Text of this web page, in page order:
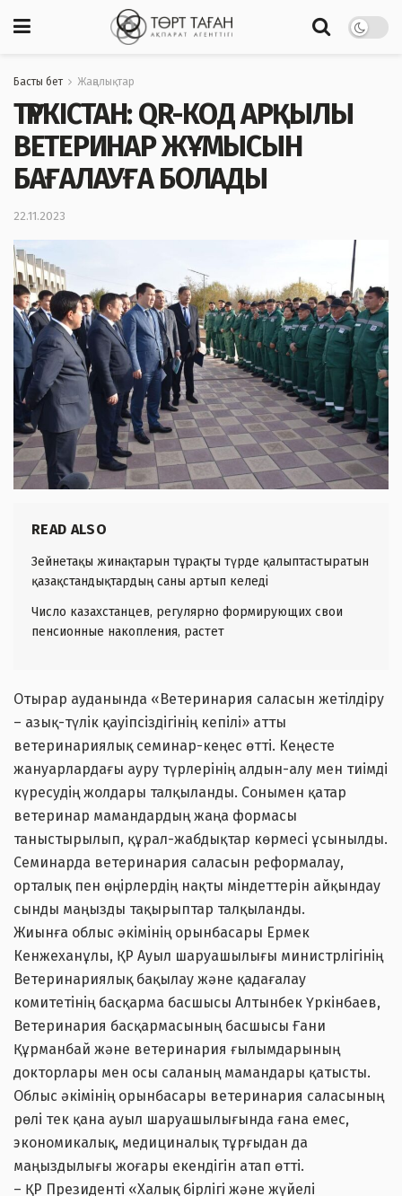
Басты бет Жаңалықтар
ТҮРКІСТАН: QR-КОД АРҚЫЛЫ
ВЕТЕРИНАР ЖҰМЫСЫН
БАҒАЛАУҒА БОЛАДЫ
22.11.2023
READ ALSO
Зейнетақы жинақтарын тұрақты түрде қалыптастыратын
қазақстандықтардың саны артып келеді
Число казахстанцев, регулярно формирующих свои
пенсионные накопления, растет
Отырар ауданында «Ветеринария саласын жетілдіру
– азық-түлік қауіпсіздігінің кепілі» атты
ветеринариялық семинар-кеңес өтті. Кеңесте
жануарлардағы ауру түрлерінің алдын-алу мен тиімді
күресудің жолдары талқыланды. Сонымен қатар
ветеринар мамандардың жаңа формасы
таныстырылып, құрал-жабдықтар көрмесі ұсынылды.
Семинарда ветеринария саласын реформалау,
орталық пен өңірлердің нақты міндеттерін айқындау
сынды маңызды тақырыптар талқыланды.
Жиынға облыс әкімінің орынбасары Ермек
Кенжеханұлы, ҚР Ауыл шаруашылығы министрлігінің
Ветеринариялық бақылау және қадағалау
комитетінің басқарма басшысы Алтынбек Үркінбаев,
Ветеринария басқармасының басшысы Ғани
Құрманбай және ветеринария ғылымдарының
докторлары мен осы саланың мамандары қатысты.
Облыс әкімінің орынбасары ветеринария саласының
рөлі тек қана ауыл шаруашылығында ғана емес,
экономикалық, медициналық тұрғыдан да
маңыздылығы жоғары екендігін атап өтті.
– ҚР Президенті «Халық бірлігі және жүйелі